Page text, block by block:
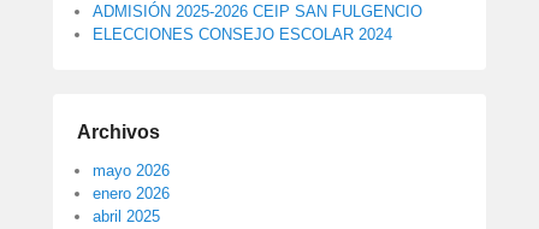
ADMISIÓN 2025-2026 CEIP SAN FULGENCIO
ELECCIONES CONSEJO ESCOLAR 2024
Archivos
mayo 2026
enero 2026
abril 2025